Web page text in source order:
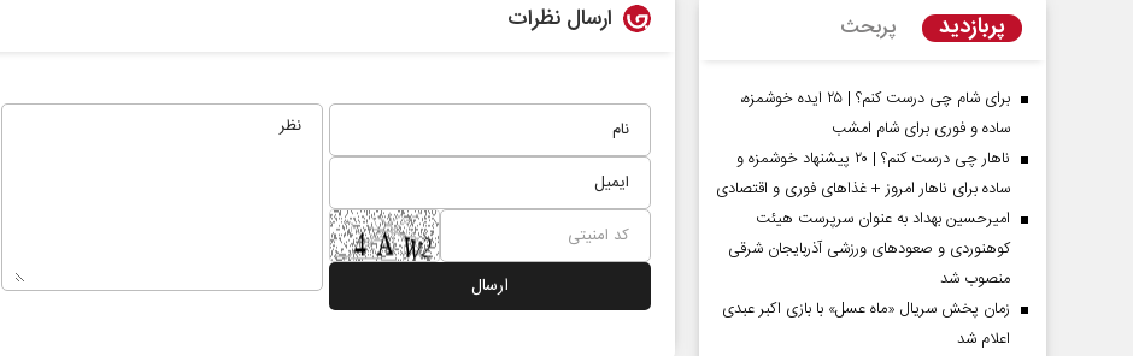
ارسال نظرات پربازدید پربحث
برای شام چی درست کنم؟ | ۲۵ ایده خوشمزه،
ساده و فوری برای شام امشب
ناهار چی درست کنم؟ | ۲۰ پیشنهاد خوشمزه و
ساده برای ناهار امروز + غذاهای فوری و اقتصادی
امیرحسین بهداد به عنوان سرپرست هیئت
کوهنوردی و صعودهای ورزشی آذربایجان شرقی
منصوب شد
زمان پخش سریال «ماه عسل» با بازی اکبر عبدی
اعلام شدصفحات نخست روزنامه ها‌ی‌سه‌شنبه ۶ مردادماه